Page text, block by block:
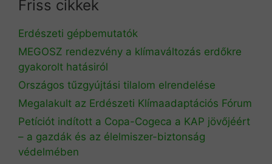
Friss cikkek
Erdészeti gépbemutatók
MEGOSZ rendezvény a klímaváltozás erdőkre
gyakorolt hatásiról
Országos tűzgyújtási tilalom elrendelése
Megalakult az Erdészeti Klímaadaptációs Fórum
Petíciót indított a Copa-Cogeca a KAP jövőjéért
– a gazdák és az élelmiszer-biztonság
védelmében